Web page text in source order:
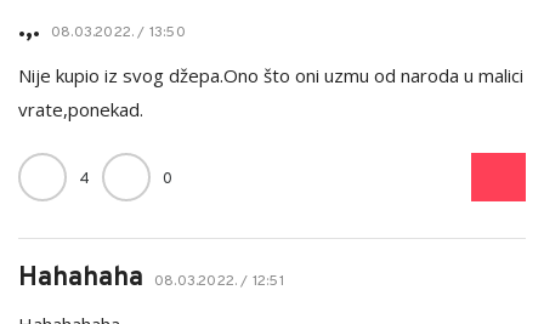
.,. 08.03.2022. / 13:50
Nije kupio iz svog džepa.Ono što oni uzmu od naroda u malici
vrate,ponekad.
4 0
Hahahaha 08.03.2022. / 12:51